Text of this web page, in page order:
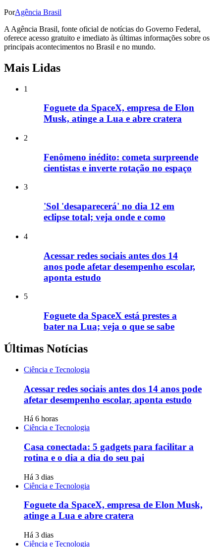
PorAgência Brasil
A Agência Brasil, fonte oficial de notícias do Governo Federal,
oferece acesso gratuito e imediato às últimas informações sobre os
principais acontecimentos no Brasil e no mundo.
Mais Lidas
1
Foguete da SpaceX, empresa de Elon
Musk, atinge a Lua e abre cratera
2
Fenômeno inédito: cometa surpreende
cientistas e inverte rotação no espaço
3
'Sol 'desaparecerá' no dia 12 em
eclipse total; veja onde e como
4
Acessar redes sociais antes dos 14
anos pode afetar desempenho escolar,
aponta estudo
5
Foguete da SpaceX está prestes a
bater na Lua; veja o que se sabe
Últimas Notícias
Ciência e Tecnologia
Acessar redes sociais antes dos 14 anos pode
afetar desempenho escolar, aponta estudo
Há 6 horas
Ciência e Tecnologia
Casa conectada: 5 gadgets para facilitar a
rotina e o dia a dia do seu pai
Há 3 dias
Ciência e Tecnologia
Foguete da SpaceX, empresa de Elon Musk,
atinge a Lua e abre cratera
Há 3 dias
Ciência e Tecnologia